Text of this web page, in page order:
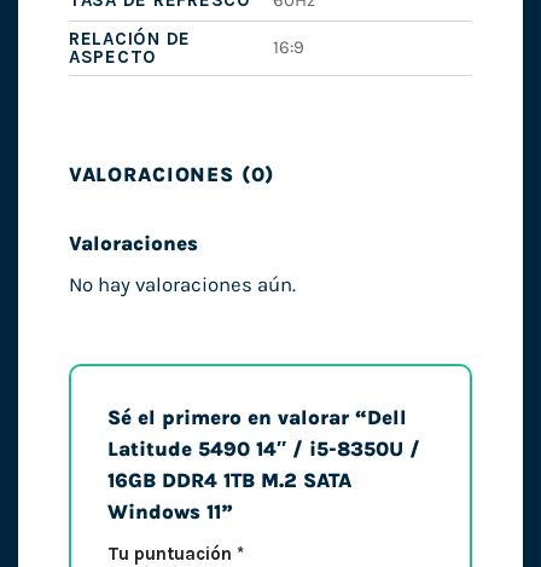
RELACIÓN DE
ASPECTO
16:9
VALORACIONES (0)
Valoraciones
No hay valoraciones aún.
Sé el primero en valorar “Dell
Latitude 5490 14″ / i5-8350U /
16GB DDR4 1TB M.2 SATA
Windows 11”
Tu puntuación *